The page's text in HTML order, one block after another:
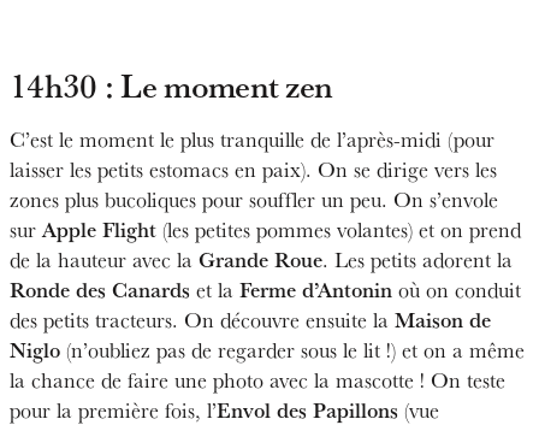
14h30 : Le moment zen
C’est le moment le plus tranquille de l’après-midi (pour
laisser les petits estomacs en paix). On se dirige vers les
zones plus bucoliques pour souffler un peu. On s’envole
surApple Flight (les petites pommes volantes) et on prend
de la hauteur avec la Grande Roue. Les petits adorent la
Ronde des Canards et la Ferme d’Antonin où on conduit
des petits tracteurs. On découvre ensuite la Maison de
Niglo (n’oubliez pas de regarder sous le lit !) et on a même
la chance de faire une photo avec la mascotte ! On teste
pour la première fois, l’Envol des Papillons (vue